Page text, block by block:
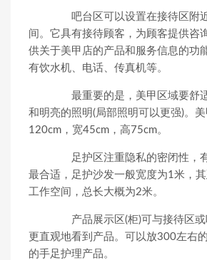
吧台区可以设置在接待区附
间。它具有接待顾客，为顾客提供咨
供关于美甲店的产品和服务信息的功
有饮水机、电话、传真机等。
最重要的是，美甲区域要舒
和明亮的照明(局部照明可以更强)。
120cm，宽45cm，高75cm。
足护区注重隐私的密闭性，
最合适，足护沙发一般宽度为1米，
工作空间，总长大概为2米。
产品展示区(柜)可与接待区或
更直观地看到产品。可以放300左右
的手足护理产品。